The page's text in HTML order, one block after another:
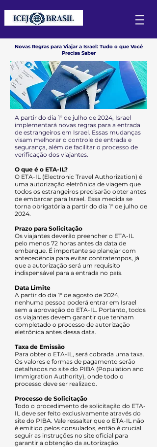
Novas Regras para Viajar a Israel: Tudo o que Você
Precisa Saber
A partir do dia 1° de julho de 2024, Israel
implementará novas regras para a entrada
de estrangeiros em Israel. Essas mudanças
visam melhorar o controle de entrada e
segurança, além de facilitar o processo de
verificação dos viajantes.
O que é o ETA-IL?
O ETA-IL (Electronic Travel Authorization) é
uma autorização eletrônica de viagem que
todos os estrangeiros precisarão obter antes
de embarcar para Israel. Essa medida se
torna obrigatória a partir do dia 1° de julho de
2024.
Prazo para Solicitação
Os viajantes deverão preencher o ETA-IL
pelo menos 72 horas antes da data de
embarque. É importante se planejar com
antecedência para evitar contratempos, já
que a autorização será um requisito
indispensável para a entrada no país.
Data Limite
A partir do dia 1° de agosto de 2024,
nenhuma pessoa poderá entrar em Israel
sem a aprovação do ETA-IL. Portanto, todos
os viajantes devem garantir que tenham
completado o processo de autorização
eletrônica antes dessa data.
Taxa de Emissão
Para obter o ETA-IL, será cobrada uma taxa.
Os valores e formas de pagamento serão
detalhados no site do PIBA (Population and
Immigration Authority), onde todo o
processo deve ser realizado.
Processo de Solicitação
Todo o procedimento de solicitação do ETA-
IL deve ser feito exclusivamente através do
site do PIBA. Vale ressaltar que o ETA-IL não
é emitido pelos consulados, então é crucial
seguir as instruções no site oficial para
garantir a obtenção da autorização.